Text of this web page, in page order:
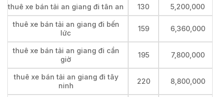
thuê xe bán tải an giang đi tân an 130 5,200,000
thuê xe bán tải an giang đi bến
lức
159 6,360,000
thuê xe bán tải an giang đi cần
giờ
195 7,800,000
thuê xe bán tải an giang đi tây
ninh
220 8,800,000